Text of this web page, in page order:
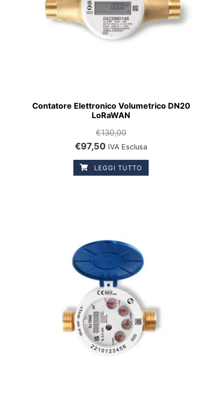
Contatore Elettronico Volumetrico DN20
LoRaWAN
€130,00
€97,50 IVA Esclusa
LEGGI TUTTO